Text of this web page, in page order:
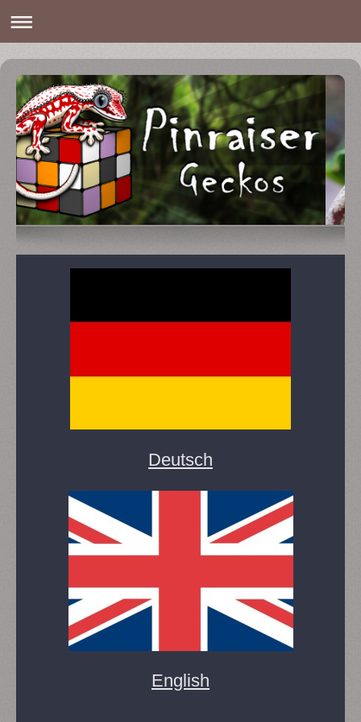
Deutsch
English